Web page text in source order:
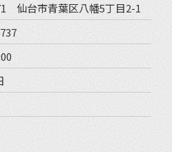
仙台市青葉区八幡5丁目2-1